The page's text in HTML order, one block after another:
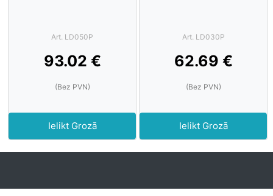
Art. LD050P
93.02 €
(Bez PVN)
Ielikt Grozā
Art. LD030P
62.69 €
(Bez PVN)
Ielikt Grozā